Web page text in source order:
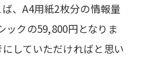
、A4用紙2枚分の情報量
ックの59,800円となりま
していただければと思い